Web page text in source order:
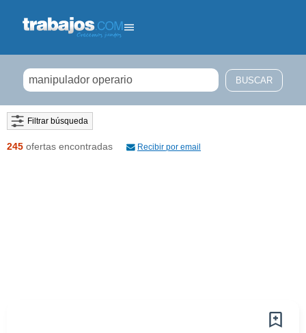
Filtrar búsqueda
245 ofertas encontradas Recibir por email